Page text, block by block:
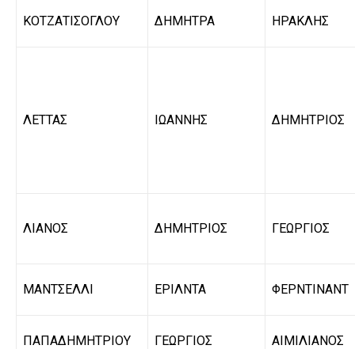
ΚΟΤΖΑΤΙΣΟΓΛΟΥ ΔΗΜΗΤΡΑ ΗΡΑΚΛΗΣ
ΛΕΤΤΑΣ ΙΩΑΝΝΗΣ ΔΗΜΗΤΡΙΟΣ
ΛΙΑΝΟΣ ΔΗΜΗΤΡΙΟΣ ΓΕΩΡΓΙΟΣ
ΜΑΝΤΣΕΛΛΙ ΕΡΙΛΝΤΑ ΦΕΡΝΤΙΝΑΝΤ
ΠΑΠΑΔΗΜΗΤΡΙΟΥ ΓΕΩΡΓΙΟΣ ΑΙΜΙΛΙΑΝΟΣ